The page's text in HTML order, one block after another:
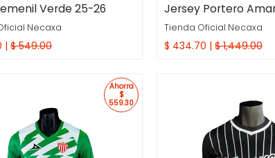
Verde 25-26
Necaxa
| $ 549.00
Jersey Portero
Tienda Oficial Necaxa
$ 434.70 | $ 1,449.00
Ahorra
$
559.30